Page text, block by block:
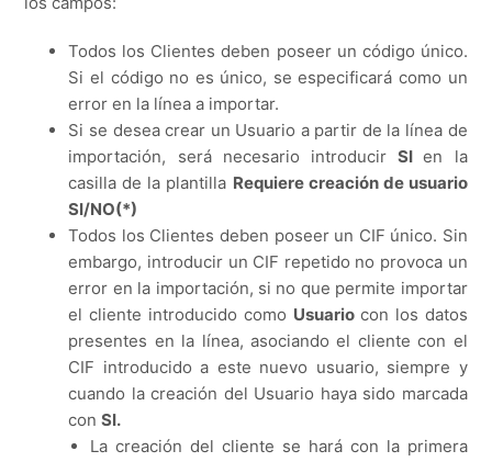
Todos los Clientes deben poseer un código único.
Si el código no es único, se especificará como un
error en la línea a importar.
Si se desea crear un Usuario a partir de la línea de
importación, será necesario introducirSIen la
casilla de la plantilla Requiere creación de usuario
SI/NO(*)
Todos los Clientes deben poseer un CIF único. Sin
embargo, introducir un CIF repetido no provoca un
error en la importación, si no que permite importar
el cliente introducido como Usuario con los datos
presentes en la línea, asociando el cliente con el
CIF introducido a este nuevo usuario, siempre y
cuando la creación del Usuario haya sido marcada
conSI.
La creación del cliente se hará con la primera